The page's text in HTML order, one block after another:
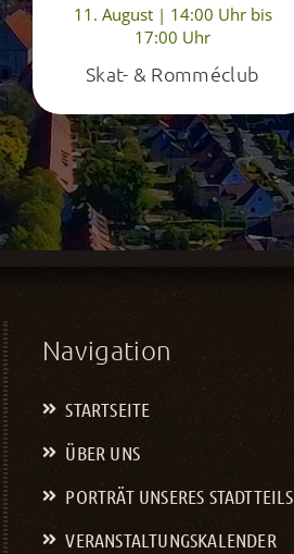
11. August | 14:00 Uhr bis
17:00 Uhr
Skat- & Romméclub
Navigation
STARTSEITE
ÜBER UNS
PORTRÄT UNSERES STADTTEILS
VERANSTALTUNGS­KALENDER